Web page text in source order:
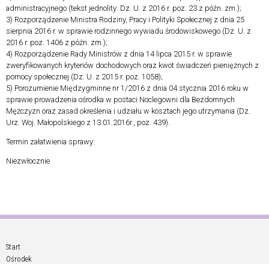
administracyjnego (tekst jednolity: Dz. U. z 2016 r. poz. 23 z późn. zm.);
3) Rozporządzenie Ministra Rodziny, Pracy i Polityki Społecznej z dnia 25
sierpnia 2016 r. w sprawie rodzinnego wywiadu środowiskowego (Dz. U. z
2016 r. poz. 1406 z późn. zm.);
4) Rozporządzenie Rady Ministrów z dnia 14 lipca 2015 r. w sprawie
zweryfikowanych kryteriów dochodowych oraz kwot świadczeń pieniężnych z
pomocy społecznej (Dz. U. z 2015 r. poz. 1058);
5) Porozumienie Międzygminne nr 1/2016 z dnia 04 stycznia 2016 roku w
sprawie prowadzenia ośrodka w postaci Noclegowni dla Bezdomnych
Mężczyzn oraz zasad określenia i udziału w kosztach jego utrzymania (Dz.
Urz. Woj. Małopolskiego z 13.01.2016r., poz. 439).
Termin załatwienia sprawy:
Niezwłocznie
Start
Ośrodek